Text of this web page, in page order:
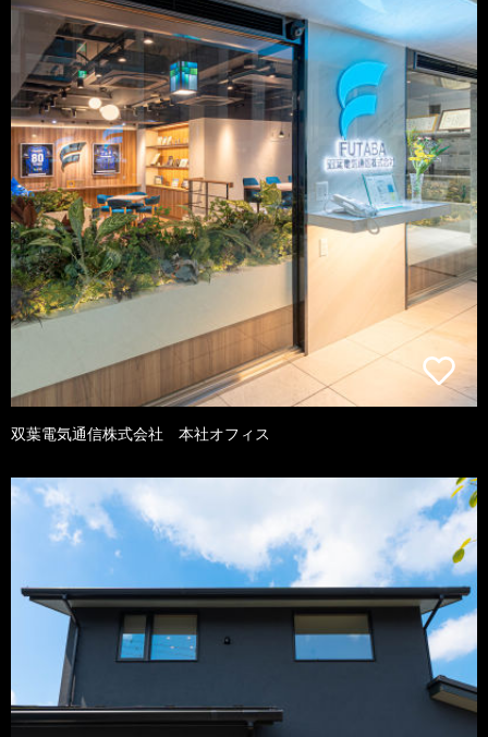
双葉電気通信株式会社 本社オフィス